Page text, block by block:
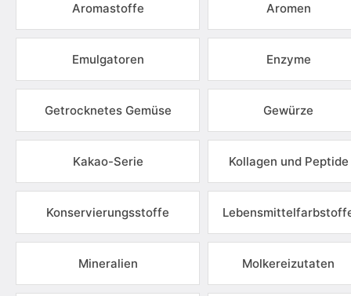
Aromastoffe Aromen
Emulgatoren Enzyme
Getrocknetes Gemüse Gewürze
Kakao-Serie Kollagen und Peptide
Konservierungsstoffe
Mineralien Molkereizutaten